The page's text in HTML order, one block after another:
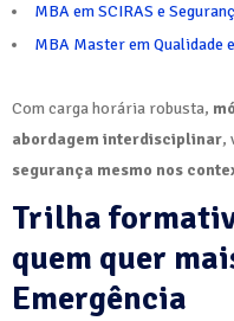
MBA em SCIRAS e
MBA Master em Qualidade
Com carga horária robusta,
abordagem interdisciplinar,
segurança mesmo nos
Trilha
quem quer
Emergência